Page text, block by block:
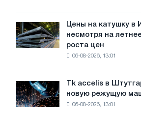
года
советской
авиации
в
Великой
Отечественной
войны
Цены
на
катушку
несмотря
на
летнее
Цены на катушку в
несмотря на
роста цен
06-08-2026, 13:01
Tk
accelis
в
Tk accelis в
новую режущую
06-08-2026, 13:01